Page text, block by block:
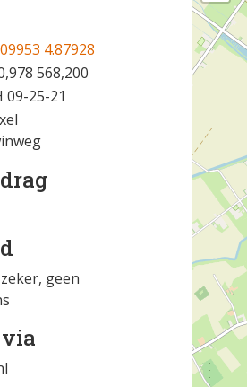
4.87928
568,200
09-25-21
geen